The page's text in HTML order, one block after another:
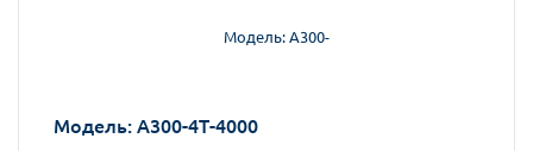
Модель: А300-4Т-4000